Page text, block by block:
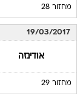
מחזור 28
19/03/2017
אודינזה
מחזור 29